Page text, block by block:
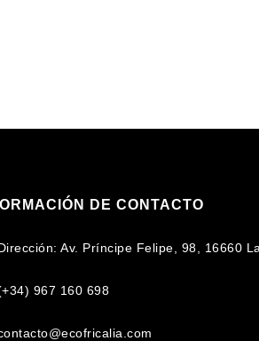
DE CONTACTO
Av. Príncipe Felipe, 98, 16660
967 160 698